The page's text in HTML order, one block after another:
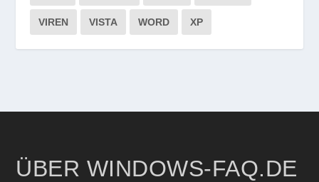
VIREN VISTA WORD XP
ÜBER WINDOWS-FAQ.DE